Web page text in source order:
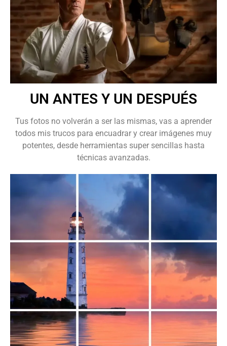
UN ANTES Y UN DESPUÉS
Tus fotos no volverán a ser las mismas, vas a aprender
todos mis trucos para encuadrar y crear imágenes muy
potentes, desde herramientas super sencillas hasta
técnicas avanzadas.